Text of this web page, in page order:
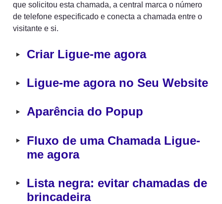
que solicitou esta chamada, a central marca o número
de telefone especificado e conecta a chamada entre o
visitante e si.
‣ Criar Ligue-me agora
‣ Ligue-me agora no Seu Website
‣ Aparência do Popup
‣ Fluxo de uma Chamada Ligue-
me agora
‣ Lista negra: evitar chamadas de
brincadeira